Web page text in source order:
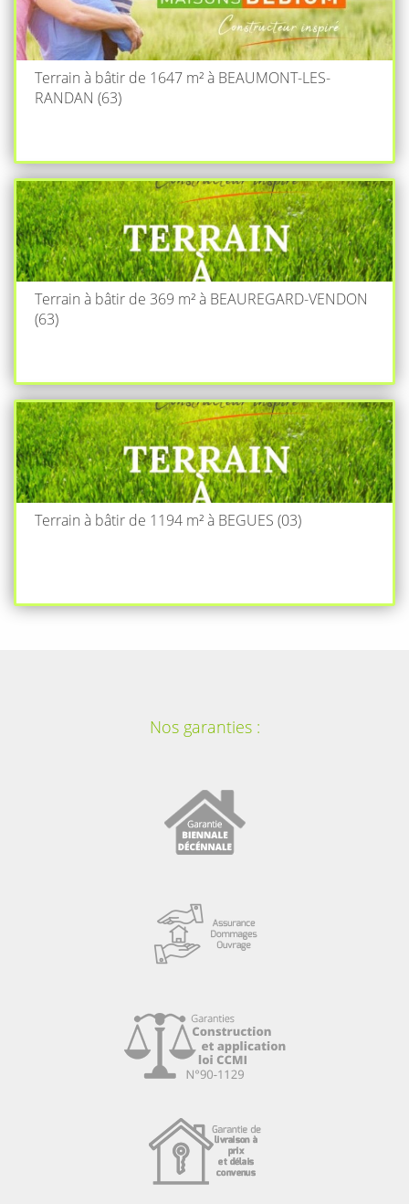
Terrain à bâtir de 1647 m² à BEAUMONT-LES-
RANDAN (63)
Terrain à bâtir de 369 m² à BEAUREGARD-VENDON
(63)
Terrain à bâtir de 1194 m² à BEGUES (03)
Nos garanties :